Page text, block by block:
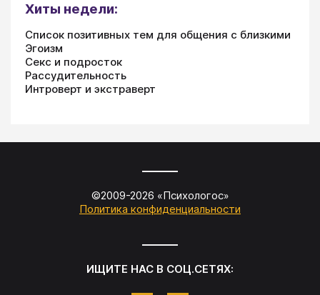
Хиты недели:
Список позитивных тем для общения с близкими
Эгоизм
Секс и подросток
Рассудительность
Интроверт и экстраверт
©2009-2026 «Психологос»
Политика конфиденциальности
ИЩИТЕ НАС В СОЦ.СЕТЯХ: